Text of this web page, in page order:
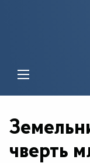
чверть